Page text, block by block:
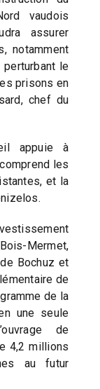
vaudois
assurer
notamment
perturbant le
prisons en
chef du
appuie à
les
et la
Mermet,
Bochuz et
de
de la
une seule
de
4,2 millions
au futur